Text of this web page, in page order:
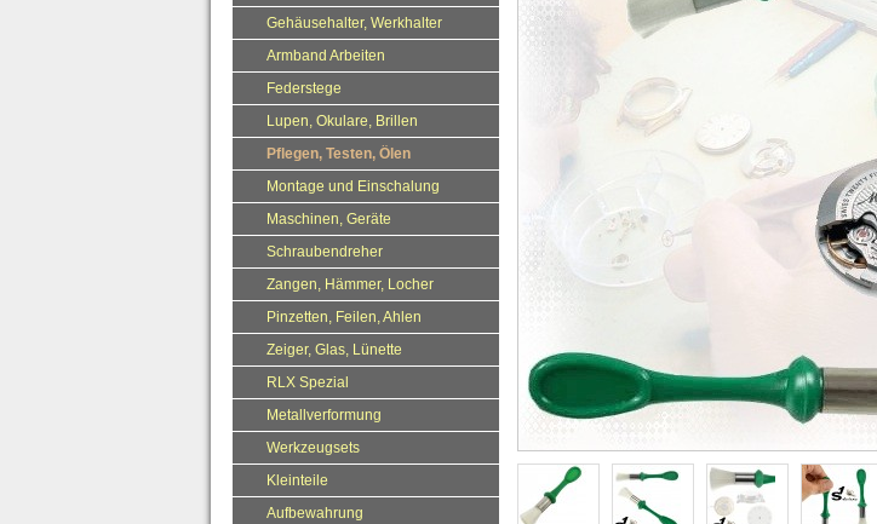
Gehäusehalter, Werkhalter
Armband Arbeiten
Federstege
Lupen, Okulare, Brillen
Pflegen, Testen, Ölen
Montage und Einschalung
Maschinen, Geräte
Schraubendreher
Zangen, Hämmer, Locher
Pinzetten, Feilen, Ahlen
Zeiger, Glas, Lünette
RLX Spezial
Metallverformung
Werkzeugsets
Kleinteile
Aufbewahrung